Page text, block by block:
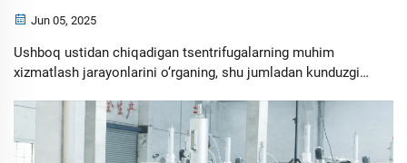
Jun 05, 2025
Ushboq ustidan chiqadigan tsentrifugalarning muhim
xizmatlash jarayonlarini o‘rganing, shu jumladan kunduzgi
muammolarni hal qilish uchun. Optimal performans va
davomiylik uchun quyidagi eng yaxshi praktikalarga amal
qiling.